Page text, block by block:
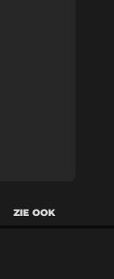
ZIE OOK